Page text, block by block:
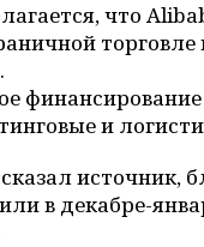
что
и
источник,
в декабре-